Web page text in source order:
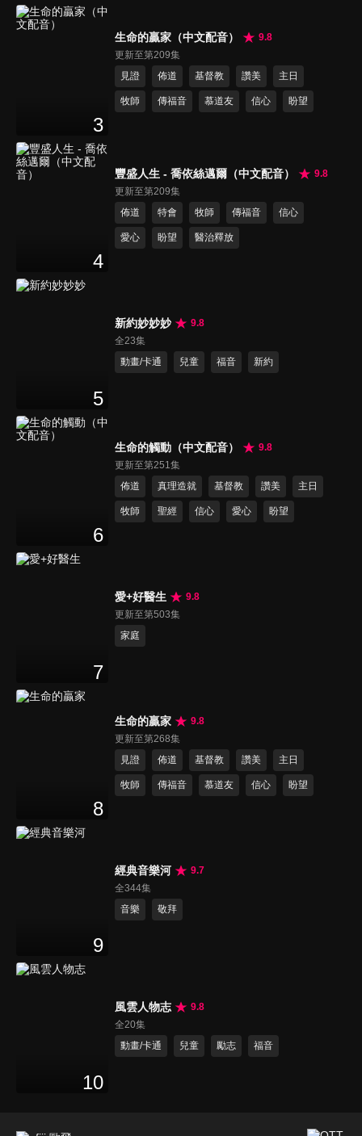
3
生命的贏家（中文配音）
9.8
更新至第209集
見證
佈道 基督教 讚美 主日
牧師 傳福音 慕道友 信心 盼望
4
豐盛人生 - 喬依絲邁爾（中文配音）
9.8
更新至第209集
佈道
特會 牧師 傳福音 信心
愛心 盼望 醫治釋放
5
新約妙妙妙
9.8
全23集
動畫/卡通
兒童 福音 新約
6
生命的觸動（中文配音）
9.8
更新至第251集
佈道
真理造就 基督教 讚美 主日
牧師 聖經 信心 愛心 盼望
7
愛+好醫生
9.8
更新至第503集
家庭
8
生命的贏家
9.8
更新至第268集
見證
佈道 基督教 讚美 主日
牧師 傳福音 慕道友 信心 盼望
9
經典音樂河
9.7
全344集
音樂
敬拜
10
風雲人物志
9.8
全20集
動畫/卡通
兒童 勵志 福音